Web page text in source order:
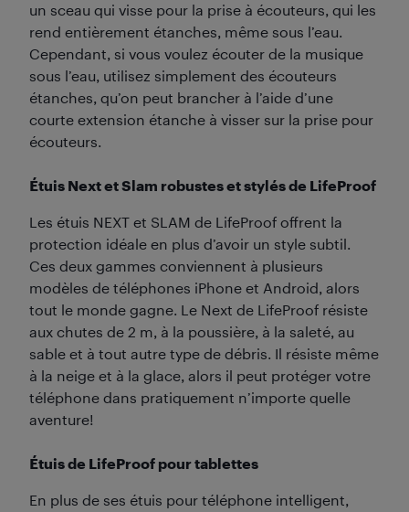
un sceau qui visse pour la prise à écouteurs, qui les
rend entièrement étanches, même sous l’eau.
Cependant, si vous voulez écouter de la musique
sous l’eau, utilisez simplement des écouteurs
étanches, qu’on peut brancher à l’aide d’une
courte extension étanche à visser sur la prise pour
écouteurs.
Étuis Next et Slam robustes et stylés de LifeProof
Les étuis NEXT et SLAM de LifeProof offrent la
protection idéale en plus d’avoir un style subtil.
Ces deux gammes conviennent à plusieurs
modèles de téléphones iPhone et Android, alors
tout le monde gagne. Le Next de LifeProof résiste
aux chutes de 2 m, à la poussière, à la saleté, au
sable et à tout autre type de débris. Il résiste même
à la neige et à la glace, alors il peut protéger votre
téléphone dans pratiquement n’importe quelle
aventure!
Étuis de LifeProof pour tablettes
En plus de ses étuis pour téléphone intelligent,